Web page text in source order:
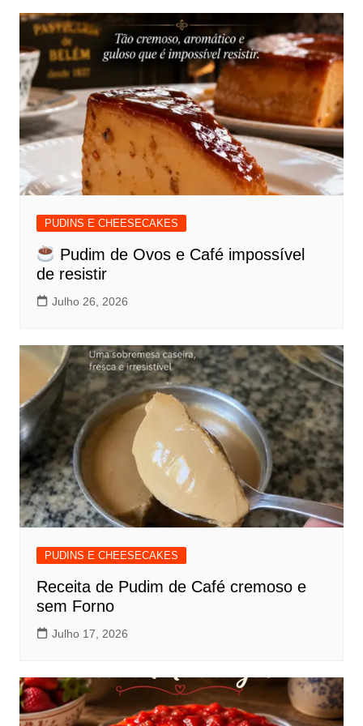
PUDINS E CHEESECAKES
Pudim de Ovos e Café impossível
de resistir
Julho 26, 2026
PUDINS E CHEESECAKES
Receita de Pudim de Café cremoso e
sem Forno
Julho 17, 2026